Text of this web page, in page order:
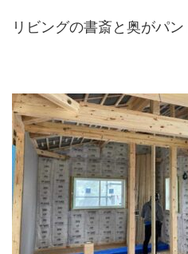
リビングの書斎と奥がパ